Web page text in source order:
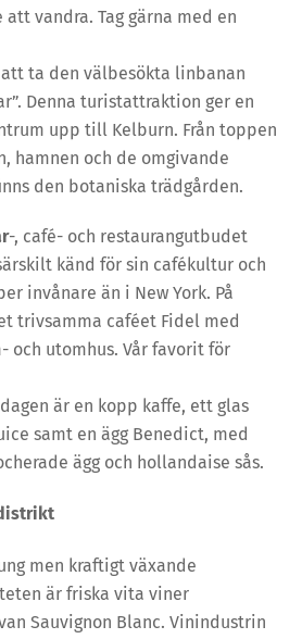
vandra. Tag gärna med en
ta den välbesökta linbanan
Denna turistattraktion ger en
upp till Kelburn. Från toppen
hamnen och de omgivande
den botaniska trädgården.
-, café- och restaurangutbudet
känd för sin cafékultur och
invånare än i New York. På
trivsamma caféet Fidel med
och utomhus. Vår favorit för
är en kopp kaffe, ett glas
samt en ägg Benedict, med
ägg och hollandaise sås.
men kraftigt växande
är friska vita viner
Sauvignon Blanc. Vinindustrin